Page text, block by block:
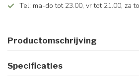
Tel: ma-do tot 23.00, vr tot 21.00, za
Productomschrijving
Specificaties